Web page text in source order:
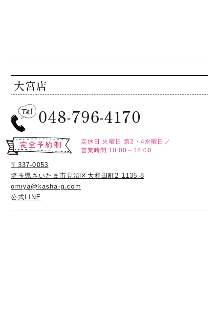
大宮店
048-796-4170
定休日:火曜日 第2・4水曜日／
営業時間:10:00～18:00
〒337-0053
埼玉県さいたま市見沼区大和田町2-1135-8
omiya@kasha-g.com
公式LINE